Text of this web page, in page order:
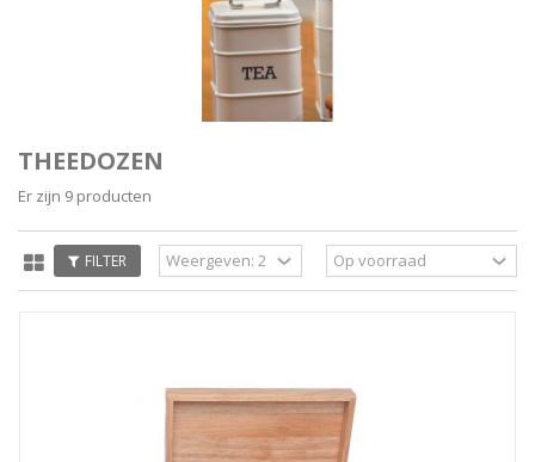
THEEDOZEN
Er zijn 9 producten
FILTER